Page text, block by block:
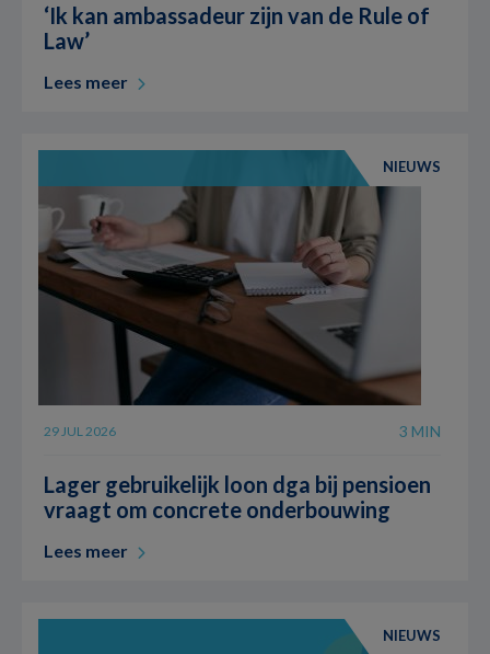
‘Ik kan ambassadeur zijn van de Rule of
Law’
Lees meer
NIEUWS
29 JUL 2026 3 MIN
Lager gebruikelijk loon dga bij pensioen
vraagt om concrete onderbouwing
Lees meer
NIEUWS